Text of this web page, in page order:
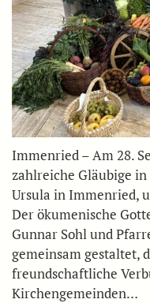
Immenried – Am 28.
zahlreiche Gläubige
Ursula in Immenried,
Der ökumenische
Gunnar Sohl und
gemeinsam gestaltet,
freundschaftliche
Kirchengemeinden…